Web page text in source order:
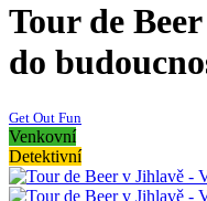
Tour de
do
Get Out Fun
Venkovní
Detektivní